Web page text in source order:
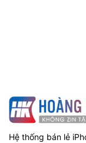
Hệ thống bán lẻ